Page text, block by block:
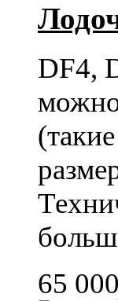
DF4,
можно
65 000